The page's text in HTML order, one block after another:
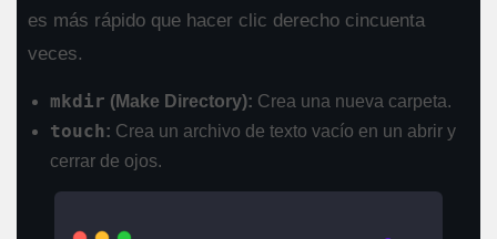
es más rápido que hacer clic derecho cincuenta
veces.
mkdir (Make Directory): Crea una nueva carpeta.
touch: Crea un archivo de texto vacío en un abrir y
cerrar de ojos.